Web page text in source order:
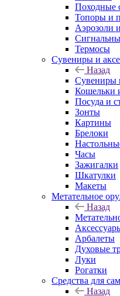
Походные
Топоры и
Аэрозоли
Термосы
Сувениры и
Назад
Сувениры
Кошельки
Посуда и
Зонты
Картины
Брелоки
Часы
Зажигалки
Шкатулки
Макеты
Метательное
Назад
Арбалеты
Духовые
Луки
Рогатки
Средства для
Назад